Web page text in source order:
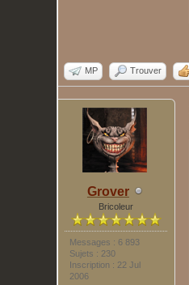
MP Trouver
Grover
Bricoleur
Messages : 6 893
Sujets : 230
Inscription : 22 Jul
2006